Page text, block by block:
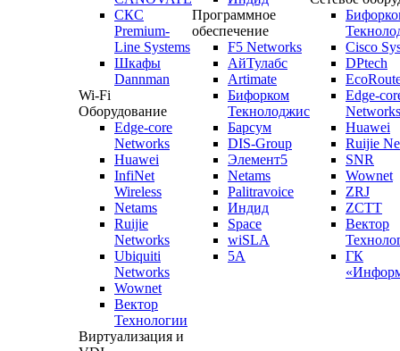
СКС
Premium-
Line Systems
Шкафы
Dannman
Wi-Fi
Оборудование
Edge-core
Networks
Huawei
InfiNet
Wireless
Netams
Ruijie
Networks
Ubiquiti
Networks
Wownet
Вектор
Технологии
Виртуализация и
Программное
обеспечение
F5 Networks
АйТулабс
Artimate
Бифорком
Текнолоджис
Барсум
DIS-Group
Элемент5
Netams
Palitravoice
Индид
Space
wiSLA
5A
Cisco
DPtech
Edge-
Networks
Huawei
Ruijie
SNR
Wownet
ZRJ
ZCTT
Вектор
ГК